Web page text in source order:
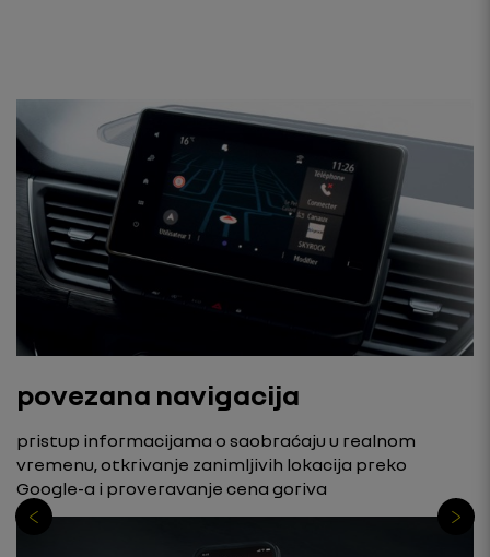
povezana navigacija
pristup informacijama o saobraćaju u realnom
vremenu, otkrivanje zanimljivih lokacija preko
Google-a i proveravanje cena goriva